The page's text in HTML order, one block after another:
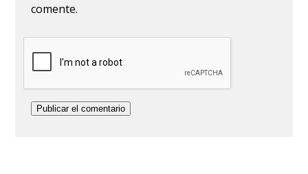
comente.